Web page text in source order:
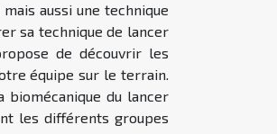
aussi une technique
sa technique de lancer
de découvrir les
équipe sur le terrain.
biomécanique du lancer
les différents groupes